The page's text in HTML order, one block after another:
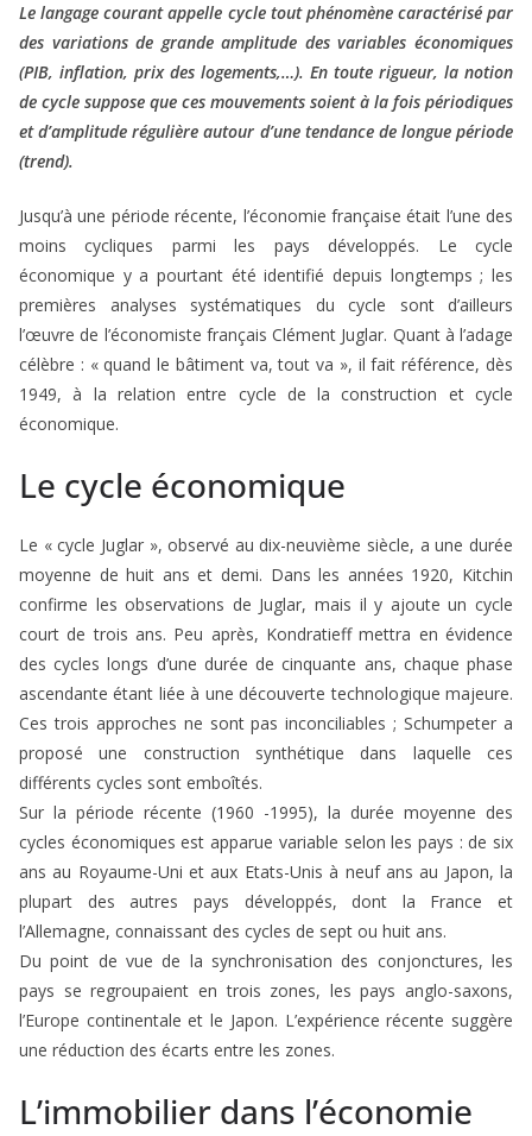
Le langage courant appelle cycle tout phénomène caractérisé par
des variations de grande amplitude des variables économiques
(PIB, inflation, prix des logements,…). En toute rigueur, la notion
de cycle suppose que ces mouvements soient à la fois périodiques
et d’amplitude régulière autour d’une tendance de longue période
(trend).
Jusqu’à une période récente, l’économie française était l’une des
moins cycliques parmi les pays développés. Le cycle
économique y a pourtant été identifié depuis longtemps ; les
premières analyses systématiques du cycle sont d’ailleurs
l’œuvre de l’économiste français Clément Juglar. Quant à l’adage
célèbre : « quand le bâtiment va, tout va », il fait référence, dès
1949, à la relation entre cycle de la construction et cycle
économique.
Le cycle économique
Le « cycle Juglar », observé au dix-neuvième siècle, a une durée
moyenne de huit ans et demi. Dans les années 1920, Kitchin
confirme les observations de Juglar, mais il y ajoute un cycle
court de trois ans. Peu après, Kondratieff mettra en évidence
des cycles longs d’une durée de cinquante ans, chaque phase
ascendante étant liée à une découverte technologique majeure.
Ces trois approches ne sont pas inconciliables ; Schumpeter a
proposé une construction synthétique dans laquelle ces
différents cycles sont emboîtés.
Sur la période récente (1960 -1995), la durée moyenne des
cycles économiques est apparue variable selon les pays : de six
ans au Royaume-Uni et aux Etats-Unis à neuf ans au Japon, la
plupart des autres pays développés, dont la France et
l’Allemagne, connaissant des cycles de sept ou huit ans.
Du point de vue de la synchronisation des conjonctures, les
pays se regroupaient en trois zones, les pays anglo-saxons,
l’Europe continentale et le Japon. L’expérience récente suggère
une réduction des écarts entre les zones.
L’immobilier dans l’économie